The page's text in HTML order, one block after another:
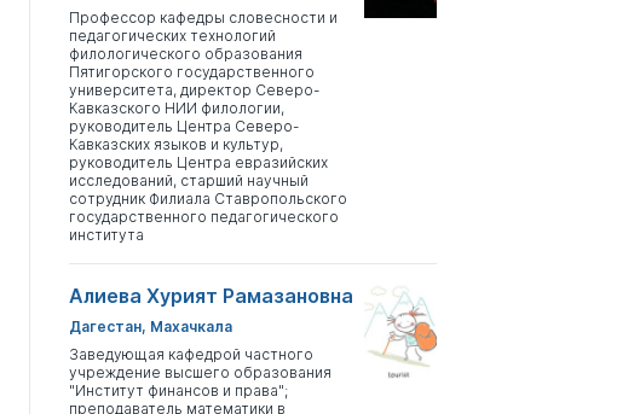
Профессор кафедры словесности и
педагогических технологий
филологического образования
Пятигорского государственного
университета, директор Северо-
Кавказского НИИ филологии,
руководитель Центра Северо-
Кавказских языков и культур,
руководитель Центра евразийских
исследований, старший научный
сотрудник Филиала Ставропольского
государственного педагогического
института
Алиева Хурият Рамазановна
Дагестан, Махачкала
Заведующая кафедрой частного
учреждение высшего образования
"Институт финансов и права";
преподаватель математики в